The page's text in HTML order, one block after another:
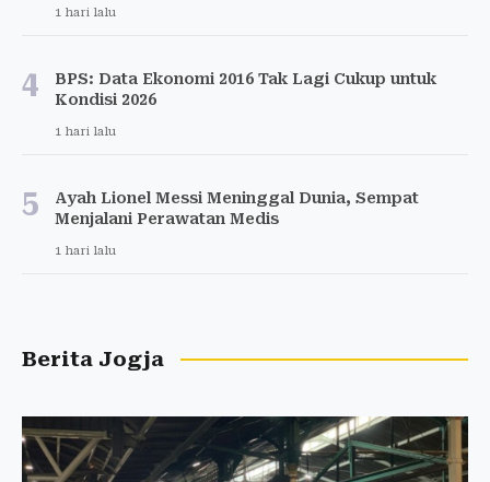
1 hari lalu
4
BPS: Data Ekonomi 2016 Tak Lagi Cukup untuk
Kondisi 2026
1 hari lalu
5
Ayah Lionel Messi Meninggal Dunia, Sempat
Menjalani Perawatan Medis
1 hari lalu
Berita Jogja